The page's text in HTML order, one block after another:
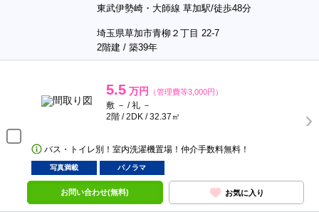
東武伊勢崎・大師線 草加駅/徒歩48分
埼玉県草加市青柳２丁目 22-7
2階建 / 築39年
5.5 万円 （管理費等3,000円）
敷 － / 礼 －
2階 / 2DK / 32.37㎡
バス・トイレ別！室内洗濯機置場！仲介手数料無料！
写真満載 パノラマ
お問い合わせ(無料) お気に入り